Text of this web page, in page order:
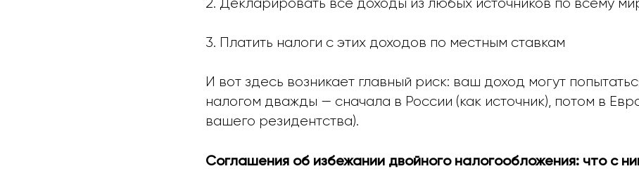
3. Платить налоги с этих доходов по местным ставкам
И вот здесь возникает главный риск: ваш доход могут
налогом дважды — сначала в России (как источник), потом в
вашего резидентства).
Соглашения об избежании двойного налогообложения: что с